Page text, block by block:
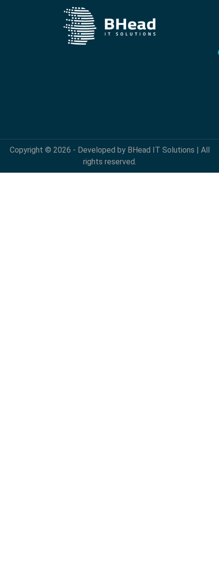
Copyright © 2026 - Developed by BHead IT Solutions | All
rights reserved.